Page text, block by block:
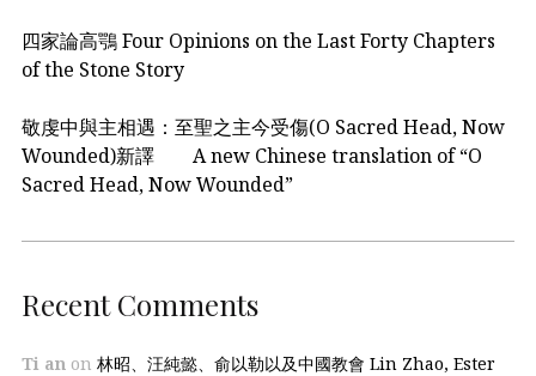
四家論高鶚 Four Opinions on the Last Forty Chapters
of the Stone Story
敬虔中與主相遇：至聖之主今受傷(O Sacred Head, Now
Wounded)新譯 A new Chinese translation of “O
Sacred Head, Now Wounded”
Recent Comments
Ti an on 林昭、汪純懿、俞以勒以及中國教會 Lin Zhao, Ester